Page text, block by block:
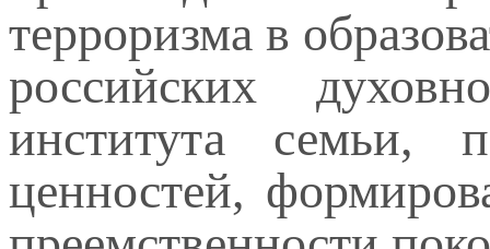
терроризма в
российских
института семьи,
ценностей,